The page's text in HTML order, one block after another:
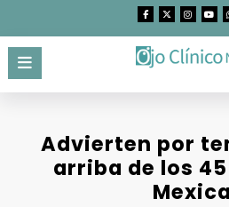
contenido
Advierten por
arriba de los